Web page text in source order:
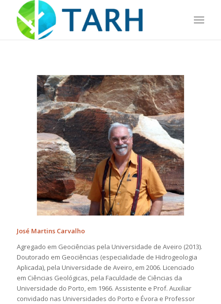
José Martins Carvalho
Agregado em Geociências pela Universidade de Aveiro (2013).
Doutorado em Geociências (especialidade de Hidrogeologia
Aplicada), pela Universidade de Aveiro, em 2006. Licenciado
em Ciências Geológicas, pela Faculdade de Ciências da
Universidade do Porto, em 1966. Assistente e Prof. Auxiliar
convidado nas Universidades do Porto e Évora e Professor